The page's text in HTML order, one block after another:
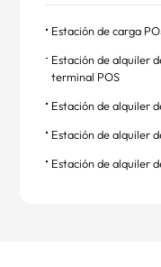
Estación de carga
Estación de alquiler
terminal POS
Estación de alquiler
Estación de alquiler
Estación de alquiler